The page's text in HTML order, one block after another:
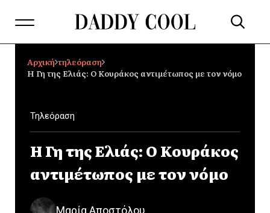
Αρχική τηλεόραση
Η Γη της Ελιάς: Ο Κουράκος αντιμέτωπος με τον νόμο
Τηλεόραση
Η Γη της Ελιάς: Ο Κουράκος
αντιμέτωπος με τον νόμο
Μαρία Αποστόλου